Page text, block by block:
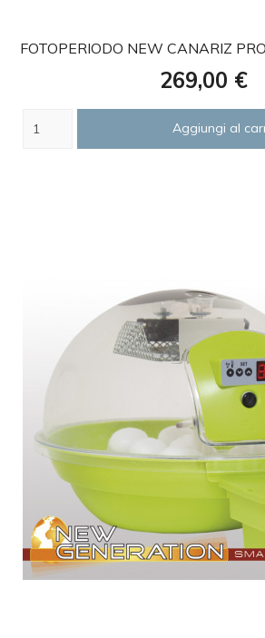
FOTOPERIODO NEW CANARIZ
Prezzo
269,00 €
Aggiungi al